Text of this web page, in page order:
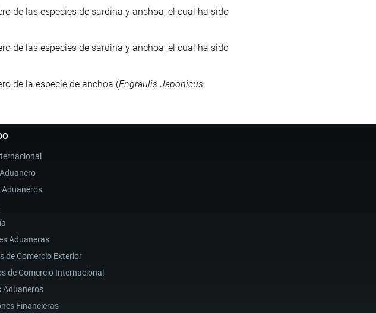
de las especies de sardina y anchoa, el cual ha sido
de las especies de sardina y anchoa, el cual ha sido
de la especie de anchoa (Engraulis Japonicus
Aduaneras
de Comercio Exterior
de Comercio Internacional
Aduaneros
Financieras